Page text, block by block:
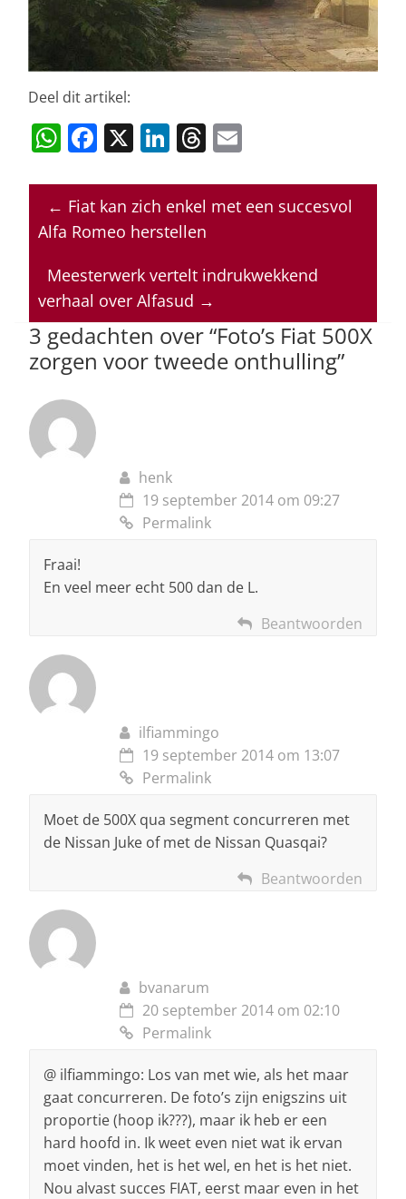
Deel dit artikel:
W
at
s
p
p
F
c
e
o
o
k
X Li
k
e
n
T
re
a
s
ai
l
← Fiat kan zich enkel met een succesvol
Alfa Romeo herstellen
Meesterwerk vertelt indrukwekkend
verhaal over Alfasud →
3 gedachten over “Foto’s Fiat 500X
zorgen voor tweede onthulling”
henk
19 september 2014 om 09:27
Permalink
Fraai!
En veel meer echt 500 dan de L.
Beantwoorden
ilfiammingo
19 september 2014 om 13:07
Permalink
Moet de 500X qua segment concurreren met
de Nissan Juke of met de Nissan Quasqai?
Beantwoorden
bvanarum
20 september 2014 om 02:10
Permalink
@ ilfiammingo: Los van met wie, als het maar
gaat concurreren. De foto’s zijn enigszins uit
proportie (hoop ik???), maar ik heb er een
hard hoofd in. Ik weet even niet wat ik ervan
moet vinden, het is het wel, en het is het niet.
Nou alvast succes FIAT, eerst maar even in het